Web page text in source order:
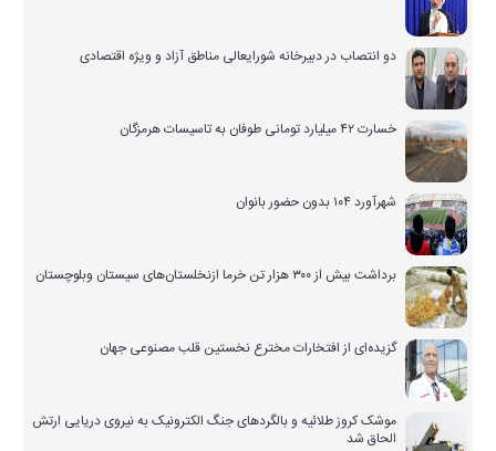
دو انتصاب در دبیرخانه شورایعالی مناطق آزاد و ویژه اقتصادی
خسارت ۴۲ میلیارد تومانی طوفان به تاسیسات هرمزگان
شهرآورد ۱۰۴ بدون حضور بانوان
برداشت بیش از ۳۰۰ هزار تن خرما ازنخلستان‌های سیستان وبلوچستان
گزیده‌ای از افتخارات مخترع نخستین قلب مصنوعی جهان
موشک کروز طلائیه و بالگردهای جنگ الکترونیک به نیروی دریایی ارتش
الحاق شد